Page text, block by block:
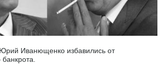
Иванющенко избавились от